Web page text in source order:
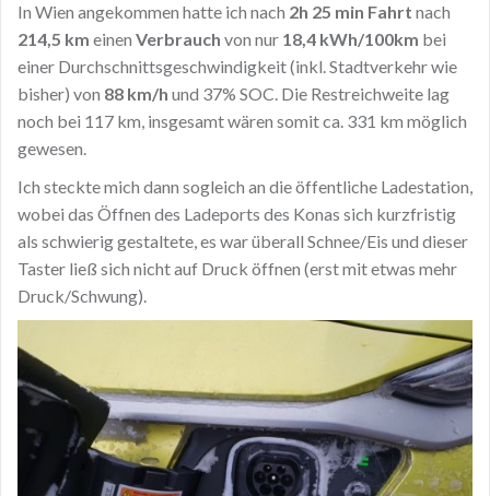
In Wien angekommen hatte ich nach 2h 25 min Fahrt nach
214,5 km einen Verbrauch von nur 18,4 kWh/100km bei
einer Durchschnittsgeschwindigkeit (inkl. Stadtverkehr wie
bisher) von 88 km/h und 37% SOC. Die Restreichweite lag
noch bei 117 km, insgesamt wären somit ca. 331 km möglich
gewesen.
Ich steckte mich dann sogleich an die öffentliche Ladestation,
wobei das Öffnen des Ladeports des Konas sich kurzfristig
als schwierig gestaltete, es war überall Schnee/Eis und dieser
Taster ließ sich nicht auf Druck öffnen (erst mit etwas mehr
Druck/Schwung).